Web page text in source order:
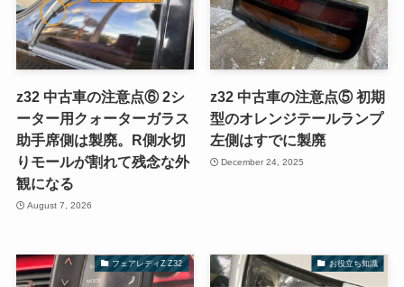
z32 中古車の注意点⑥ 2シ
ーター用クォーターガラス
助手席側は製廃。R側水切
りモールが割れて残念な外
観になる
August 7, 2026
z32 中古車の注意点⑤ 初期
型のオレンジテールランプ
左側はすでに製廃
December 24, 2025
フェアレディZ Z32 お役立ち知識